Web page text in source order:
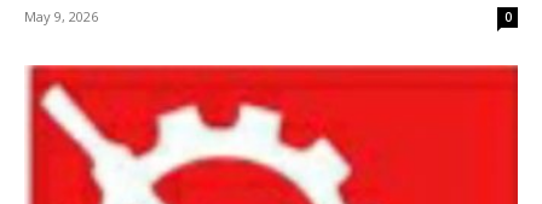
May 9, 2026 0